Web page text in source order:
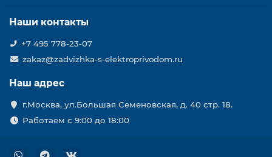
Наши контакты
+7 495 778-23-07
zakaz@zadvizhka-s-elektroprivodom.ru
Наш адрес
г.Москва, ул.Большая Семеновская, д. 40 стр. 18.
Работаем с 9:00 до 18:00